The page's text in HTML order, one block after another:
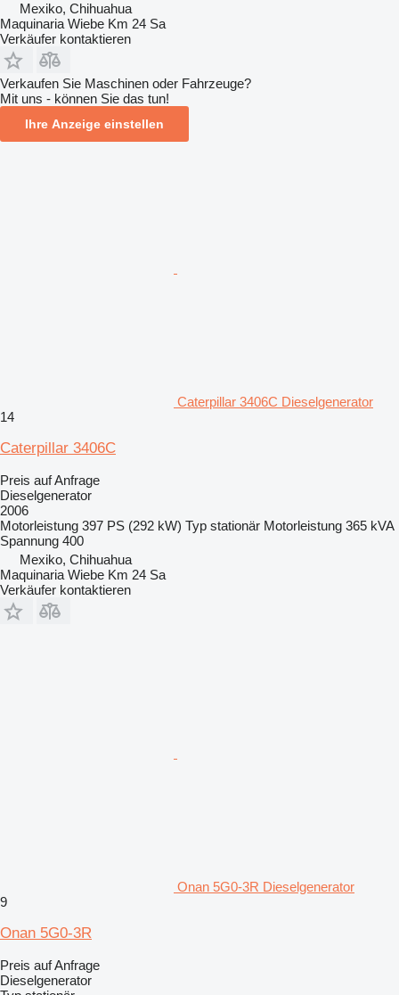
Mexiko, Chihuahua
Maquinaria Wiebe Km 24 Sa
Verkäufer kontaktieren
Verkaufen Sie Maschinen oder Fahrzeuge?
Mit uns - können Sie das tun!
Ihre Anzeige einstellen
Caterpillar 3406C Dieselgenerator
14
Caterpillar 3406C
Preis auf Anfrage
Dieselgenerator
2006
Motorleistung 397 PS (292 kW) Typ stationär Motorleistung 365 kVA
Spannung 400
Mexiko, Chihuahua
Maquinaria Wiebe Km 24 Sa
Verkäufer kontaktieren
Onan 5G0-3R Dieselgenerator
9
Onan 5G0-3R
Preis auf Anfrage
Dieselgenerator